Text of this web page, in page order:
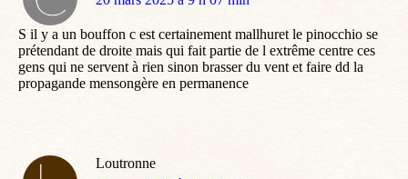
S il y a un bouffon c est certainement mallhuret le pinocchio se
prétendant de droite mais qui fait partie de l extrême centre ces
gens qui ne servent à rien sinon brasser du vent et faire dd la
propagande mensongère en permanence
Loutronne